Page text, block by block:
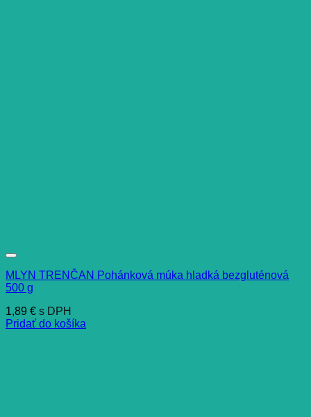
MLYN TRENČAN Pohánková múka hladká bezgluténová
500 g
1,89 € s DPH
Pridať do košíka